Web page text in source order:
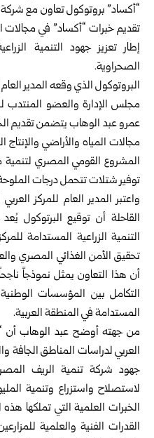
“أكساد” بروتوكول تعاون مع
تقديم خبرات “أكساد” في مجالات
إطار تعزيز جهود التنمية
الصحراوية.
البروتوكول الذي وقعه المدير
مجلس الإدارة والعضو المنتدب
عمرو عبد الوهاب يتضمن تقديم
مجالات المياه والأراضي
المشروع القومي المصري
توفير شتلات تتحمل درجات
واعتبر المدير العام للمركز
القاحلة أن توقيع البرتوكول
التنمية الزراعية المستدامة
تحقيق الأمن الغذائي المصري
أن هذا التعاون يمثل نموذجاً
التكامل بين المؤسسات
المستدامة في المنطقة العربية.
من جهته أوضح عبد الوهاب أن
العربي لدراسات المناطق الجافة
جهود شركة تنمية الريف
لاستصلاح واستزراع وتنمية
الخبرات العلمية التي تملكها
القدرات الفنية والعلمية